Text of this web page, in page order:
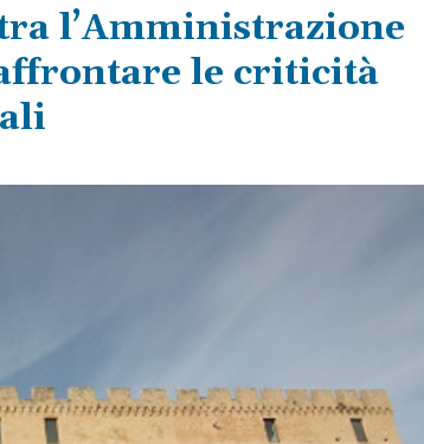
l’Amministrazione
le criticità